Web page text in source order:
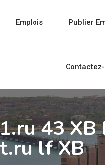
Emplois Publier
43 XB
lf XB